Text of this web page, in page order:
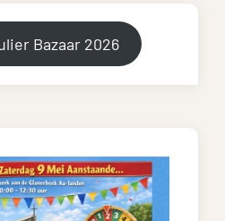
Bazaar 2026